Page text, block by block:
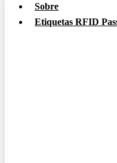
Sobre
Etiquetas RFID